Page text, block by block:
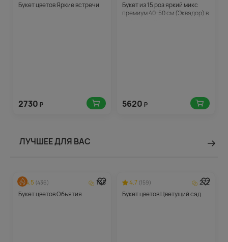
Букет цветов Яркие встречи
2730 ₽
Букет из 15 роз яркий микс
премиум 40-50 см (Эквадор) в
5620 ₽
ЛУЧШЕЕ ДЛЯ ВАС
4.5 (436)
138
Букет цветов Объятия
4.7 (159)
272
Букет цветов Цветущий сад